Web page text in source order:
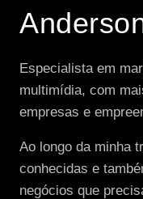
Especialista em
multimídia, com
empresas e
Ao longo da minha
conhecidas e
negócios que